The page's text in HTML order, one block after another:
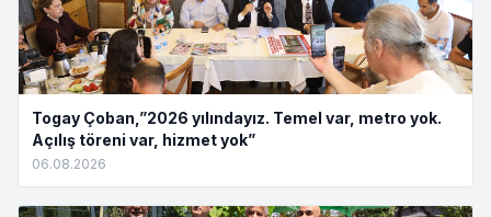
Togay Çoban,”2026 yılındayız. Temel var, metro yok.
Açılış töreni var, hizmet yok”
06.08.2026